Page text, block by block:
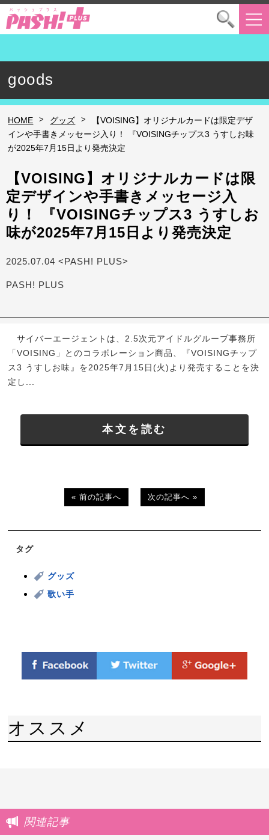
goods
HOME > グッズ >
【VOISING】オリジナルカードは限定デザ
インや手書きメッセージ入り！ 『VOISINGチップス3 うすしお味
が2025年7月15日より発売決定
【VOISING】オリジナルカードは限
定デザインや手書きメッセージ入
り！ 『VOISINGチップス3 うすしお
味が2025年7月15日より発売決定
2025.07.04 <PASH! PLUS>
PASH! PLUS
サイバーエージェントは、2.5次元アイドルグループ事務所
「VOISING」とのコラボレーション商品、『VOISINGチップ
ス3 うすしお味』を2025年7月15日(火)より発売することを決
定し...
本文を読む
« 前の記事へ 次の記事へ »
タグ
グッズ
歌い手
オススメ
関連記事